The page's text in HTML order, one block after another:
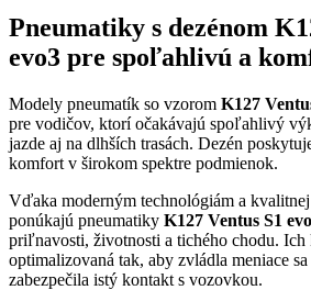
Pneumatiky s dezénom
evo3 pre spoľahlivú a
Modely pneumatík so vzorom K127
pre vodičov, ktorí očakávajú spoľahlivý
jazde aj na dlhších trasách. Dezén
komfort v širokom spektre podmienok.
Vďaka moderným technológiám a
ponúkajú pneumatiky K127 Ventus S1
priľnavosti, životnosti a tichého chodu. Ich
optimalizovaná tak, aby zvládla meniace
zabezpečila istý kontakt s vozovkou.